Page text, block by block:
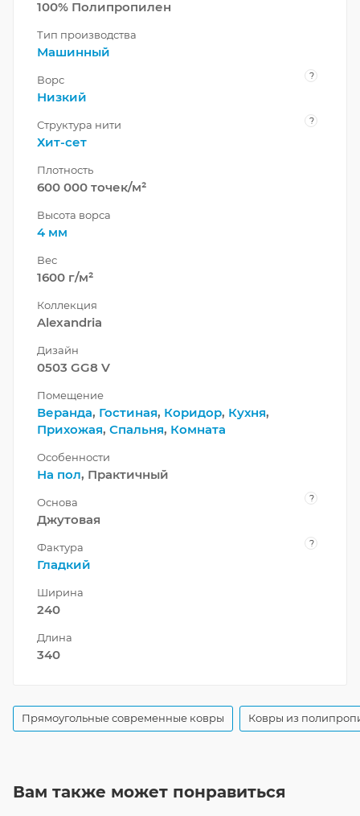
100% Полипропилен
Тип производства
Машинный
Ворс ?
Низкий
Структура нити ?
Хит-сет
Плотность
600 000 точек/м²
Высота ворса
4 мм
Вес
1600 г/м²
Коллекция
Alexandria
Дизайн
0503 GG8 V
Помещение
Веранда, Гостиная, Коридор, Кухня,
Прихожая, Спальня, Комната
Особенности
На пол, Практичный
Основа ?
Джутовая
Фактура ?
Гладкий
Ширина
240
Длина
340
Прямоугольные современные ковры Ковры из
Вам также может понравиться